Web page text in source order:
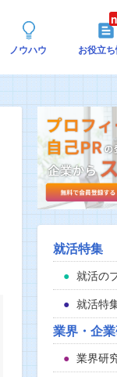
ノウハウ お役立
就活特集
就活の
就活特
業界・企
業界研